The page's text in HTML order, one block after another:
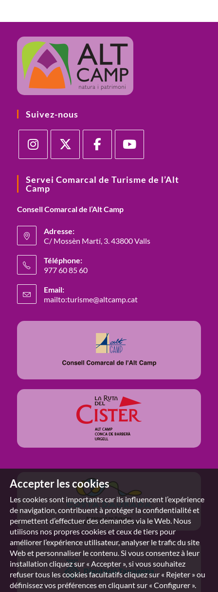
Accepter les cookies
Les cookies sont importants car ils influencent l’expérience
de navigation, contribuent à protéger la confidentialité et
permettent d’effectuer des demandes via le Web. Nous
utilisons nos propres cookies et ceux de tiers pour
améliorer l’expérience utilisateur, analyser le trafic du site
Web et personnaliser le contenu. Si vous consentez à leur
installation cliquez sur « Accepter », si vous souhaitez
refuser tous les cookies facultatifs cliquez sur « Rejeter » ou
définissez vos préférences en cliquant sur « Configurer ».
Suivez-nous
Servei Comarcal de Turisme de l’Alt
Camp
Consell Comarcal de l’Alt Camp
Adresse:
C/ Mossèn Martí, 3. 43800 Valls
Téléphone:
977 60 85 60
Email:
mailto:turisme@altcamp.cat